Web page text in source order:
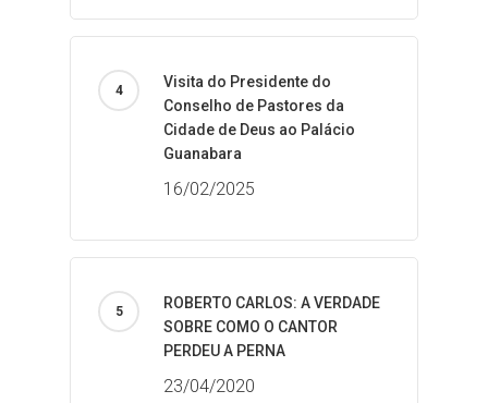
Visita do Presidente do
Conselho de Pastores da
Cidade de Deus ao Palácio
Guanabara
16/02/2025
ROBERTO CARLOS: A VERDADE
SOBRE COMO O CANTOR
PERDEU A PERNA
23/04/2020